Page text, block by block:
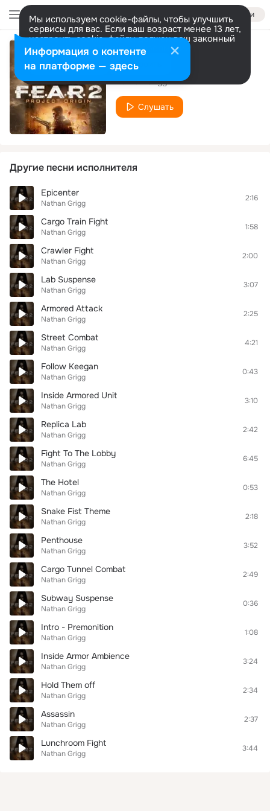
Войти
Мы используем cookie-файлы, чтобы улучшить
сервисы для вас. Если ваш возраст менее 13 лет,
настроить cookie-файлы должен ваш законный
представитель. Больше информации
Разрешить все Настроить
School Suspense
Nathan Grigg
Слушать
Другие песни исполнителя
Epicenter
Nathan Grigg
2:16
Cargo Train Fight
Nathan Grigg
1:58
Crawler Fight
Nathan Grigg
2:00
Lab Suspense
Nathan Grigg
3:07
Armored Attack
Nathan Grigg
2:25
Street Combat
Nathan Grigg
4:21
Follow Keegan
Nathan Grigg
0:43
Inside Armored Unit
Nathan Grigg
3:10
Replica Lab
Nathan Grigg
2:42
Fight To The Lobby
Nathan Grigg
6:45
The Hotel
Nathan Grigg
0:53
Snake Fist Theme
Nathan Grigg
2:18
Penthouse
Nathan Grigg
3:52
Cargo Tunnel Combat
Nathan Grigg
2:49
Subway Suspense
Nathan Grigg
0:36
Intro - Premonition
Nathan Grigg
1:08
Inside Armor Ambience
Nathan Grigg
3:24
Hold Them off
Nathan Grigg
2:34
Assassin
Nathan Grigg
2:37
Lunchroom Fight
Nathan Grigg
3:44
Информация о контенте
на платформе — здесь